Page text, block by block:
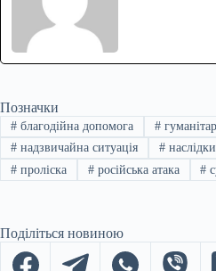
Позначки
#благодійна допомога #
#надзвичайна ситуація #наслідки
#проліска #російська атака #
Поділіться новиною